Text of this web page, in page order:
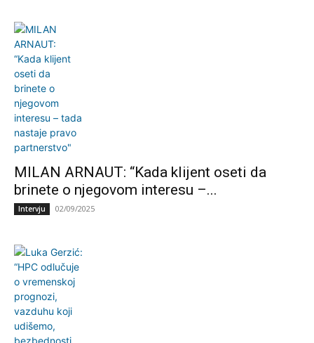
MILAN ARNAUT: “Kada klijent oseti da
brinete o njegovom interesu –...
Intervju 02/09/2025